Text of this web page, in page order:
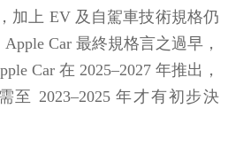
加上 EV 及自駕車技術規格仍
Car 最終規格言之過早，
Car 在 2025–2027 年推出，
至 2023–2025 年才有初步決